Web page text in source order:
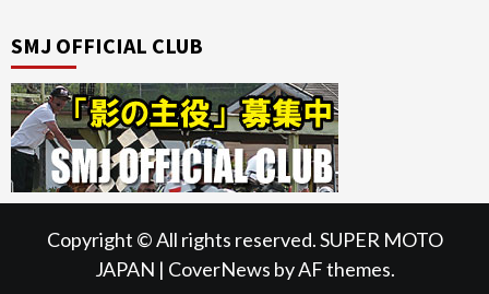
SMJ OFFICIAL CLUB
Copyright © All rights reserved. SUPER MOTO
JAPAN | CoverNews by AF themes.